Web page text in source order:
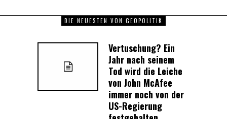
DIE NEUESTEN VON GEOPOLITIK
Vertuschung? Ein
Jahr nach seinem
Tod wird die Leiche
von John McAfee
immer noch von der
US-Regierung